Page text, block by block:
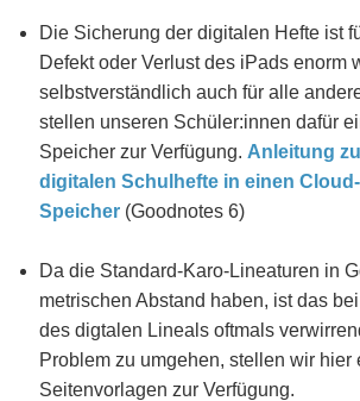
Die Sicherung der digitalen Hefte ist
Defekt oder Verlust des iPads enorm
selbstverständlich auch für alle
stellen unseren Schüler:innen dafür
Speicher zur Verfügung. Anleitung
digitalen Schulhefte in einen Cloud-
Speicher (Goodnotes 6)
Da die Standard-Karo-Lineaturen in
metrischen Abstand haben, ist das
des digtalen Lineals oftmals
Problem zu umgehen, stellen wir hier
Seitenvorlagen zur Verfügung.